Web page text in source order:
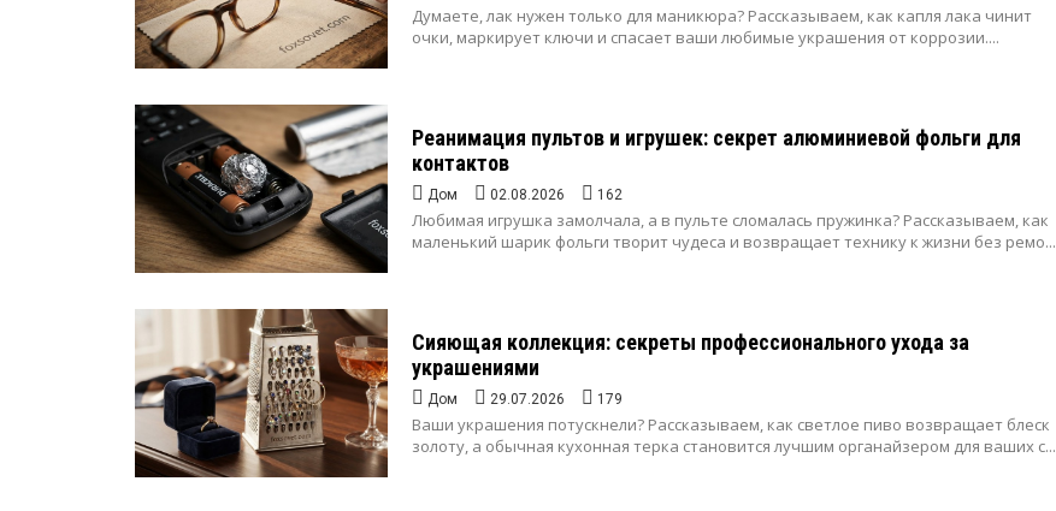
Думаете, лак нужен только для маникюра? Рассказываем, как капля лака чинит
очки, маркирует ключи и спасает ваши любимые украшения от коррозии....
Реанимация пультов и игрушек: секрет алюминиевой фольги для
контактов
Дом 02.08.2026 162
Любимая игрушка замолчала, а в пульте сломалась пружинка? Рассказываем, как
маленький шарик фольги творит чудеса и возвращает технику к жизни без ремо...
Сияющая коллекция: секреты профессионального ухода за
украшениями
Дом 29.07.2026 179
Ваши украшения потускнели? Рассказываем, как светлое пиво возвращает блеск
золоту, а обычная кухонная терка становится лучшим органайзером для ваших с...